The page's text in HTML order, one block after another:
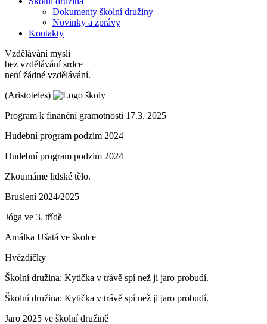
Dokumenty školní družiny
Novinky a zprávy
Kontakty
Vzdělávání mysli
bez vzdělávání srdce
není žádné vzdělávání.
(Aristoteles)
Program k finanční gramotnosti 17.3. 2025
Hudební program podzim 2024
Hudební program podzim 2024
Zkoumáme lidské tělo.
Bruslení 2024/2025
Jóga ve 3. třídě
Amálka Ušatá ve školce
Hvězdičky
Školní družina: Kytička v trávě spí než ji jaro probudí.
Školní družina: Kytička v trávě spí než ji jaro probudí.
Jaro 2025 ve školní družině